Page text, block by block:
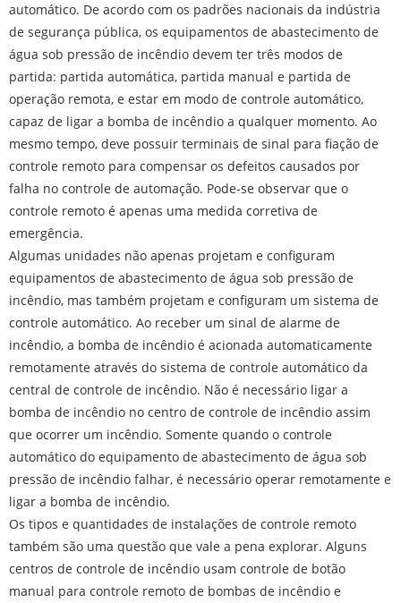
automático. De acordo com os padrões nacionais da indústria
de segurança pública, os equipamentos de abastecimento de
água sob pressão de incêndio devem ter três modos de
partida: partida automática, partida manual e partida de
operação remota, e estar em modo de controle automático,
capaz de ligar a bomba de incêndio a qualquer momento. Ao
mesmo tempo, deve possuir terminais de sinal para fiação de
controle remoto para compensar os defeitos causados ​​por
falha no controle de automação. Pode-se observar que o
controle remoto é apenas uma medida corretiva de
emergência.
Algumas unidades não apenas projetam e configuram
equipamentos de abastecimento de água sob pressão de
incêndio, mas também projetam e configuram um sistema de
controle automático. Ao receber um sinal de alarme de
incêndio, a bomba de incêndio é acionada automaticamente
remotamente através do sistema de controle automático da
central de controle de incêndio. Não é necessário ligar a
bomba de incêndio no centro de controle de incêndio assim
que ocorrer um incêndio. Somente quando o controle
automático do equipamento de abastecimento de água sob
pressão de incêndio falhar, é necessário operar remotamente e
ligar a bomba de incêndio.
Os tipos e quantidades de instalações de controle remoto
também são uma questão que vale a pena explorar. Alguns
centros de controle de incêndio usam controle de botão
manual para controle remoto de bombas de incêndio e